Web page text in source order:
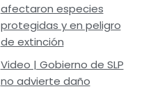
afectaron especies
protegidas y en peligro
de extinción
Video | Gobierno de SLP
no advierte daño